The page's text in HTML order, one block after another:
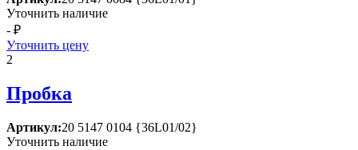
Уточнить наличие
- ₽
Уточнить цену
2
Пробка
Артикул:20 5147 0104 {36L01/02}
Уточнить наличие